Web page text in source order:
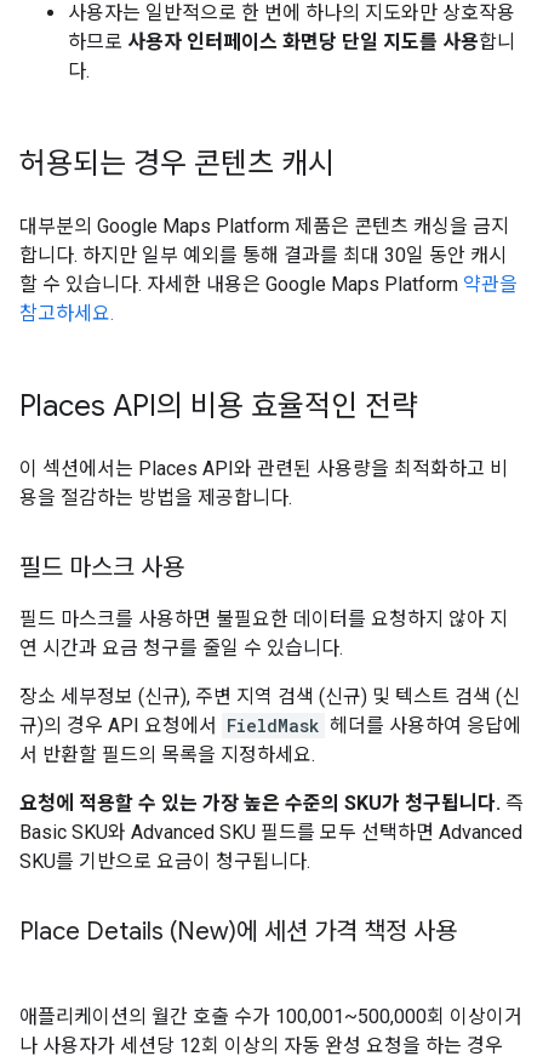
사용자는 일반적으로 한 번에 하나의 지도와만 상호작용
하므로 사용자 인터페이스 화면당 단일 지도를 사용합니
다.
허용되는 경우 콘텐츠 캐시
대부분의 Google Maps Platform 제품은 콘텐츠 캐싱을 금지
합니다. 하지만 일부 예외를 통해 결과를 최대 30일 동안 캐시
할 수 있습니다. 자세한 내용은 Google Maps Platform 약관을
참고하세요.
Places API의 비용 효율적인 전략
이 섹션에서는 Places API와 관련된 사용량을 최적화하고 비
용을 절감하는 방법을 제공합니다.
필드 마스크 사용
필드 마스크를 사용하면 불필요한 데이터를 요청하지 않아 지
연 시간과 요금 청구를 줄일 수 있습니다.
장소 세부정보 (신규), 주변 지역 검색 (신규) 및 텍스트 검색 (신
규)의 경우 API 요청에서
FieldMask 헤더를 사용하여 응답에
서 반환할 필드의 목록을 지정하세요.
요청에 적용할 수 있는 가장 높은 수준의 SKU가 청구됩니다. 즉
Basic SKU와 Advanced SKU 필드를 모두 선택하면 Advanced
SKU를 기반으로 요금이 청구됩니다.
Place Details (New)에 세션 가격 책정 사용
애플리케이션의 월간 호출 수가 100,001~500,000회 이상이거
나 사용자가 세션당 12회 이상의 자동 완성 요청을 하는 경우